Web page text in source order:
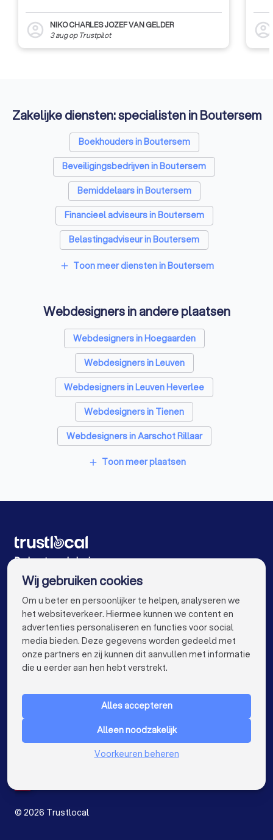
account_circle
NIKO CHARLES JOZEF VAN GELDER
3 augop Trustpilot account_circle
Zakelijke diensten: specialisten in Boutersem
Boekhouders in Boutersem
Beveiligingsbedrijven in Boutersem
Bemiddelaars in Boutersem
Financieel adviseurs in Boutersem
Belastingadviseur in Boutersem
Videografen in Boutersem
add Toon meer diensten in Boutersem
Webdesigners in andere plaatsen
Webdesigners in Hoegaarden
Webdesigners in Leuven
Webdesigners in Leuven Heverlee
Webdesigners in Tienen
Webdesigners in Aarschot Rillaar
Webdesigners in Aarschot
Webdesigners in Begijnendijk
Webdesigners in Herk-de-Stad
Webdesigners in Antwerpen
Webdesigners in Gent
Webdesigners in Brugge
Webdesigners in Aalst
Webdesigners in Mechelen
Webdesigners in Kortrijk
Webdesigners in Hasselt
Webdesigners in Genk
Webdesigners in Roeselare
Webdesigners in Beveren
Webdesigners in Dendermonde
add Toon meer plaatsen
De beste webdesigners voor u
VOOR PARTICULIEREN keyboard_arrow_down
Nederland
© 2026 Trustlocal
Wij gebruiken cookies
Om u beter en persoonlijker te helpen, analyseren we
het websiteverkeer. Hiermee kunnen we content en
advertenties personaliseren en functies voor social
media bieden. Deze gegevens worden gedeeld met
onze partners en zij kunnen dit aanvullen met informatie
die u eerder aan hen hebt verstrekt.
Alles accepteren
Alleen noodzakelijk
Voorkeuren beheren